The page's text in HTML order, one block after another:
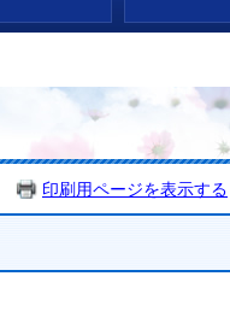
印刷用ページを表示する